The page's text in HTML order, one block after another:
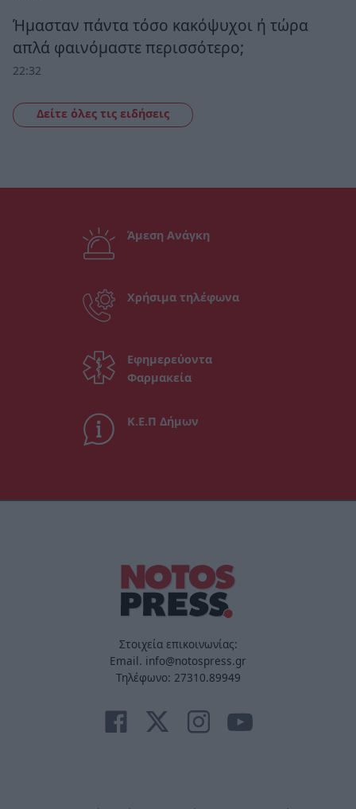
Ήμασταν πάντα τόσο κακόψυχοι ή τώρα
απλά φαινόμαστε περισσότερο;
22:32
Δείτε όλες τις ειδήσεις
Άμεση Ανάγκη
Χρήσιμα τηλέφωνα
Εφημερεύοντα
Φαρμακεία
Κ.Ε.Π Δήμων
Στοιχεία επικοινωνίας:
Email. info@notospress.gr
Τηλέφωνο: 27310.89949